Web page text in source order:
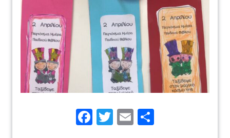
Facebook
TwitterEmail